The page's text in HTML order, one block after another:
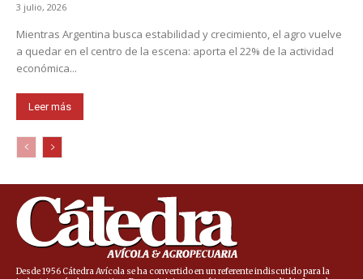
3 julio, 2026
Mientras Argentina busca estabilidad y crecimiento, el agro vuelve
a quedar en el centro de la escena: aporta el 22% de la actividad
económica...
Leer más
Desde 1956 Cátedra Avícola se ha convertido en un referente indiscutido para la